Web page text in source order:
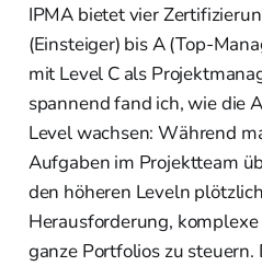
IPMA bietet vier
(Einsteiger) bis A (Top-
mit Level C als
spannend fand ich, wie die
Level wachsen: Während
Aufgaben im Projektteam
den höheren Leveln
Herausforderung,
ganze Portfolios zu